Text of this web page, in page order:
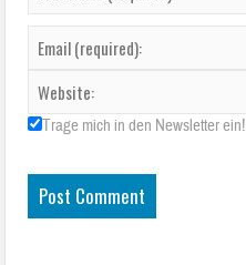
Trage mich in den Newsletter ein!